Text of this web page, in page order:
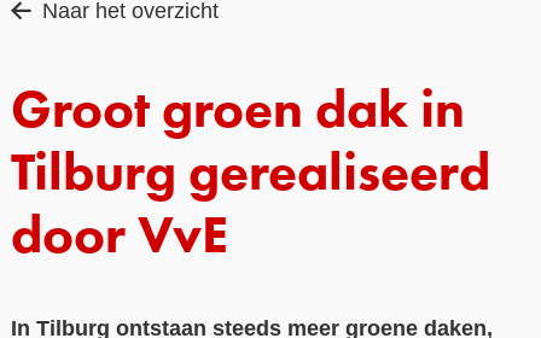
het
menu
Direct
naar
de
pagina
Naar het overzicht
Groot groen dak in
Tilburg gerealiseerd
door VvE
In Tilburg ontstaan steeds meer groene daken,
Kennisdossiers
Voorbeelden
Subsidies